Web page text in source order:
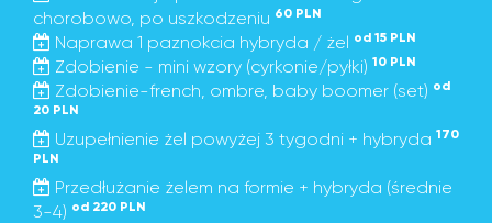
chorobowo, po uszkodzeniu 60 PLN
Naprawa 1 paznokcia hybryda / żel od 15 PLN
Zdobienie - mini wzory (cyrkonie/pyłki) 10 PLN
Zdobienie-french, ombre, baby boomer (set) od
20 PLN
Uzupełnienie żel powyżej 3 tygodni + hybryda 170
PLN
Przedłużanie żelem na formie + hybryda (średnie
3-4) od 220 PLN